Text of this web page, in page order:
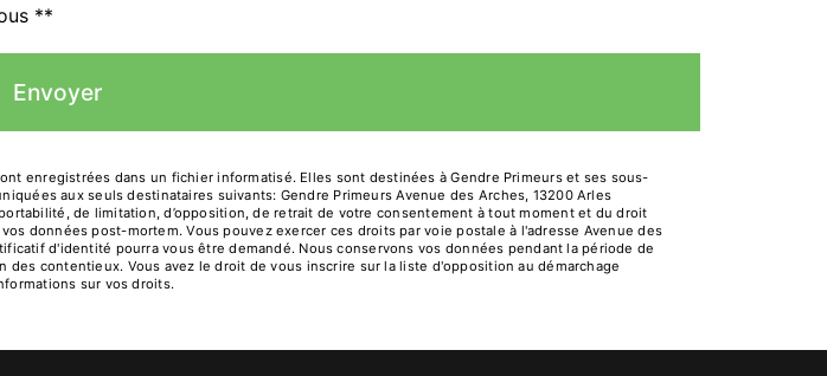
**
Envoyer
enregistrées dans un fichier informatisé. Elles sont destinées à Gendre Primeurs et ses sous-
aux seuls destinataires suivants: Gendre Primeurs Avenue des Arches, 13200 Arles
de limitation, d’opposition, de retrait de votre consentement à tout moment et du droit
données post-mortem. Vous pouvez exercer ces droits par voie postale à l'adresse Avenue des
d'identité pourra vous être demandé. Nous conservons vos données pendant la période de
contentieux. Vous avez le droit de vous inscrire sur la liste d'opposition au démarchage
sur vos droits.